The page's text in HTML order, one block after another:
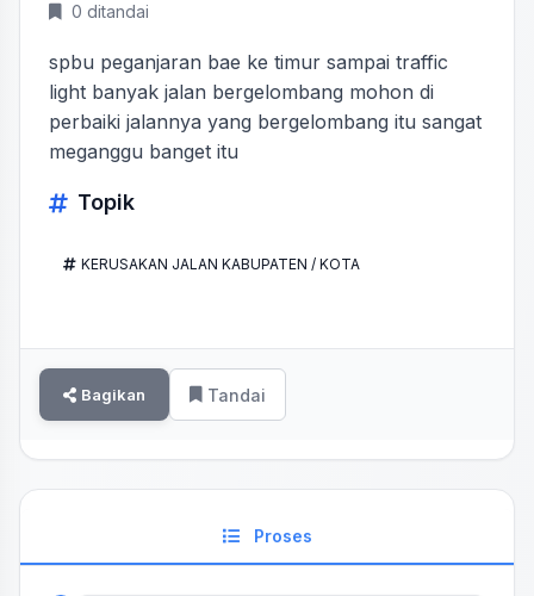
0 ditandai
spbu peganjaran bae ke timur sampai traffic
light banyak jalan bergelombang mohon di
perbaiki jalannya yang bergelombang itu sangat
meganggu banget itu
Topik
KERUSAKAN JALAN KABUPATEN / KOTA
Bagikan Tandai
Proses